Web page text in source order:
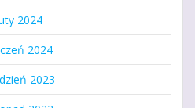
2024
2024
2023